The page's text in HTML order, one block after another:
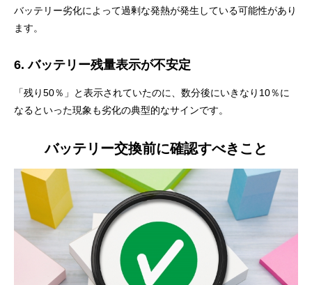
バッテリー劣化によって過剰な発熱が発生している可能性があり
ます。
6. バッテリー残量表示が不安定
「残り50％」と表示されていたのに、数分後にいきなり10％に
なるといった現象も劣化の典型的なサインです。
バッテリー交換前に確認すべきこと